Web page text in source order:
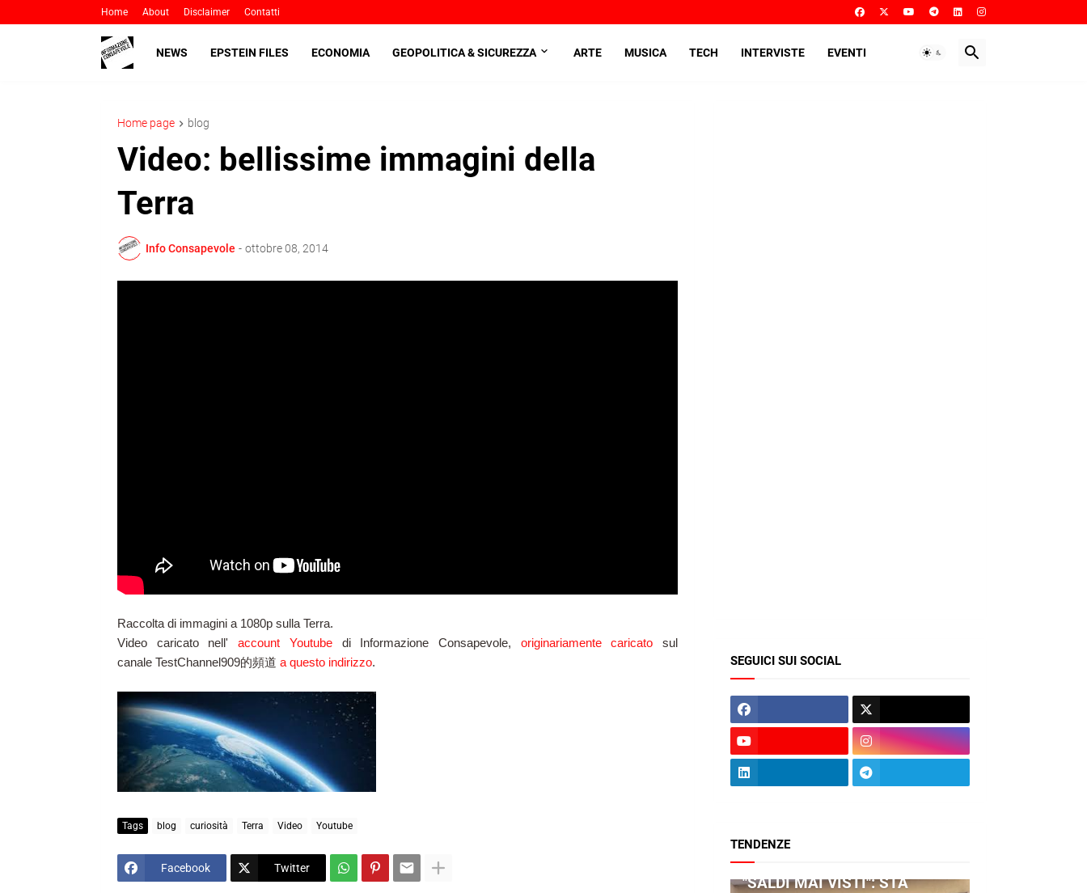
Home About Disclaimer Contatti
NEWS EPSTEIN FILES ECONOMIA GEOPOLITICA & SICUREZZA ARTE MUSICA TECH INTERVISTE EVENTI
Home page blog
Video: bellissime immagini della
Terra
Info Consapevole - ottobre 08, 2014
Raccolta di immagini a 1080p sulla Terra.
Video caricato nell'account Youtubedi Informazione Consapevole, originariamente caricato sul
canale TestChannel909的頻道 a questo indirizzo.
Tags blog curiosità Terra Video Youtube
Facebook Twitter
SEGUICI SUI SOCIAL
TENDENZE
"SALDI MAI VISTI": STA